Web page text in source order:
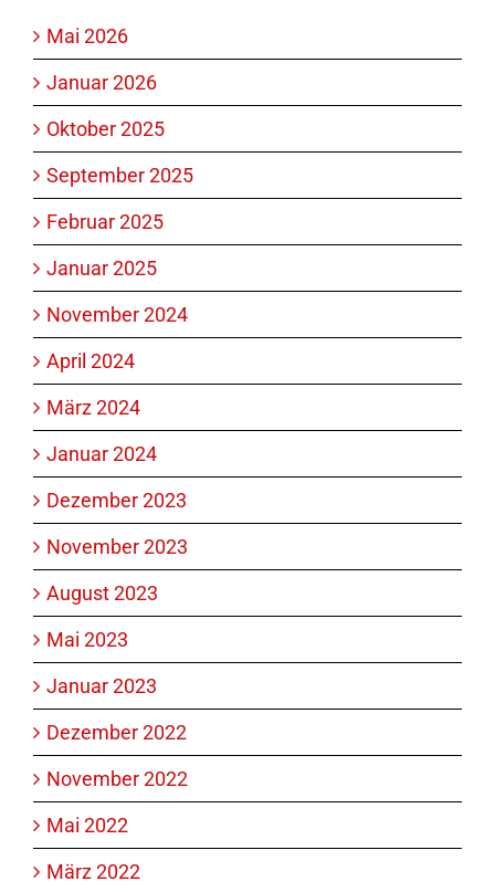
Mai 2026
Januar 2026
Oktober 2025
September 2025
Februar 2025
Januar 2025
November 2024
April 2024
März 2024
Januar 2024
Dezember 2023
November 2023
August 2023
Mai 2023
Januar 2023
Dezember 2022
November 2022
Mai 2022
März 2022